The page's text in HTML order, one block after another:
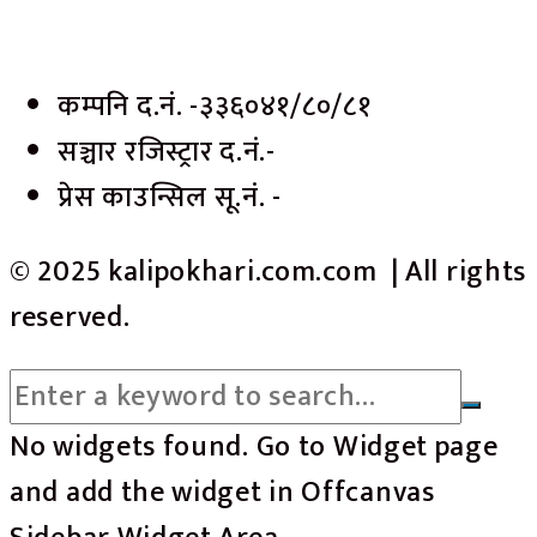
कम्पनि द.नं. -३३६०४१/८०/८१
सञ्चार रजिस्ट्रार द.नं.-
प्रेस काउन्सिल सू.नं. -
© 2025 kalipokhari.com.com | All rights
reserved.
No widgets found. Go to Widget page
and add the widget in Offcanvas